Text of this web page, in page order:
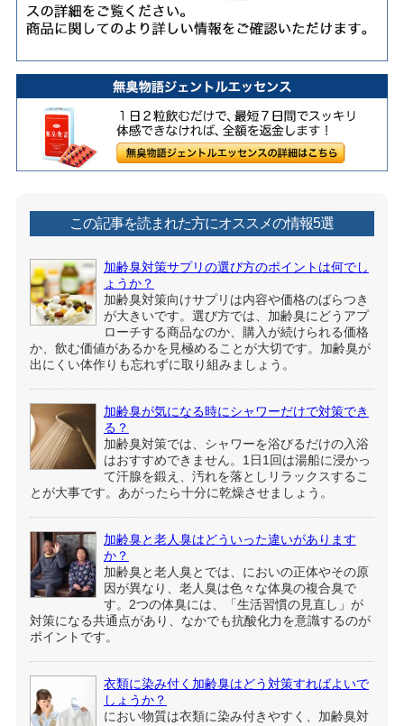
この記事を読まれた方にオススメの情報5選
加齢臭対策サプリの選び方のポイントは何でし
ょうか？
加齢臭対策向けサプリは内容や価格のばらつき
が大きいです。選び方では、加齢臭にどうアプ
ローチする商品なのか、購入が続けられる価格
か、飲む価値があるかを見極めることが大切です。加齢臭が
出にくい体作りも忘れずに取り組みましょう。
加齢臭が気になる時にシャワーだけで対策でき
る？
加齢臭対策では、シャワーを浴びるだけの入浴
はおすすめできません。1日1回は湯船に浸かっ
て汗腺を鍛え、汚れを落としリラックスするこ
とが大事です。あがったら十分に乾燥させましょう。
加齢臭と老人臭はどういった違いがあります
か？
加齢臭と老人臭とでは、においの正体やその原
因が異なり、老人臭は色々な体臭の複合臭で
す。2つの体臭には、「生活習慣の見直し」が
対策になる共通点があり、なかでも抗酸化力を意識するのが
ポイントです。
衣類に染み付く加齢臭はどう対策すればよいで
しょうか？
におい物質は衣類に染み付きやすく、加齢臭対